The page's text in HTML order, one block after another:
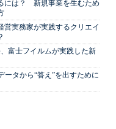
には？ 新規事業を生むため
営実務家が実践するクリエイ
富士フイルムが実践した新
タから“答え”を出すために